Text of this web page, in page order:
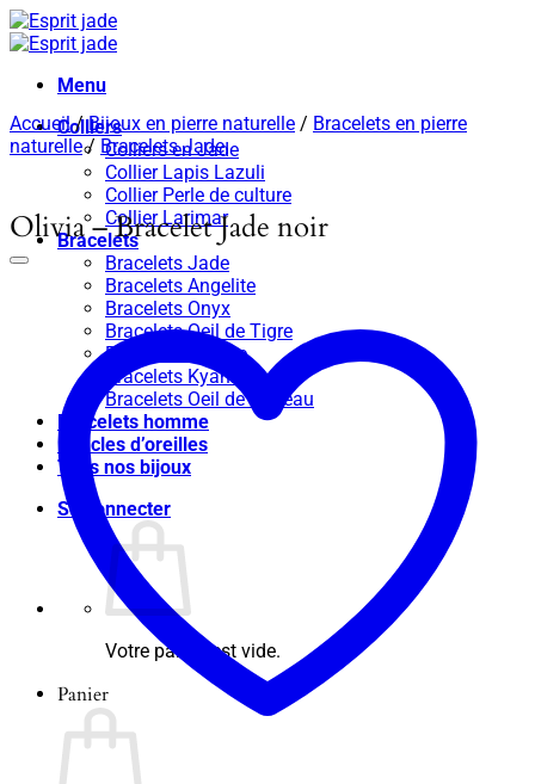
Passer
au
Menu
Colliers
Colliers en Jade
Collier Lapis Lazuli
Collier Perle de culture
Collier Larimar
Bracelets
Bracelets Jade
Bracelets Angelite
Bracelets Onyx
Bracelets Oeil de Tigre
Bracelets Apatite
Bracelets Kyanite
Bracelets Oeil de taureau
Bracelets homme
Boucles d’oreilles
Tous nos bijoux
Se connecter
Votre panier est vide.
Panier
Accueil / Bijoux en pierre naturelle / Bracelets en pierre
naturelle / Bracelets Jade
Olivia – Bracelet Jade noir